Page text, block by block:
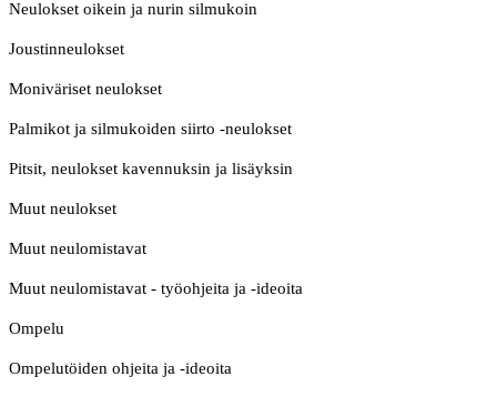
Neulokset oikein ja nurin silmukoin
Joustinneulokset
Moniväriset neulokset
Palmikot ja silmukoiden siirto -neulokset
Pitsit, neulokset kavennuksin ja lisäyksin
Muut neulokset
Muut neulomistavat
Muut neulomistavat - työohjeita ja -ideoita
Ompelu
Ompelutöiden ohjeita ja -ideoita